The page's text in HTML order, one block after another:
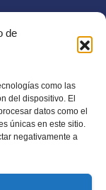
de
como las
del dispositivo. El
datos como el
únicas en este sitio.
negativamente a